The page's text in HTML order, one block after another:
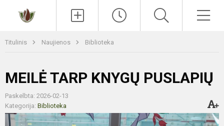
Titulinis Naujienos Biblioteka
MEILĖ TARP KNYGŲ PUSLAPIŲ
Paskelbta: 2026-02-13
Kategorija: Biblioteka